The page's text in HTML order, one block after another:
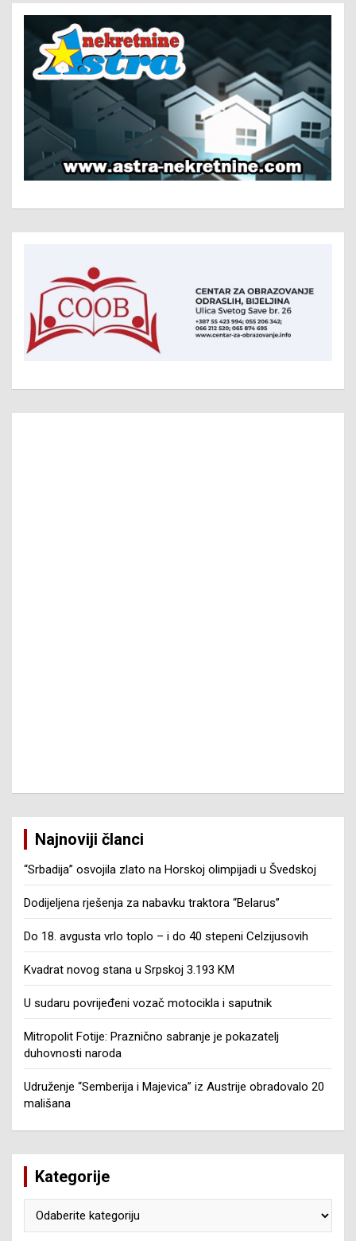
Najnoviji članci
“Srbadija” osvojila zlato na Horskoj olimpijadi u Švedskoj
Dodijeljena rješenja za nabavku traktora “Belarus”
Do 18. avgusta vrlo toplo – i do 40 stepeni Celzijusovih
Kvadrat novog stana u Srpskoj 3.193 KM
U sudaru povrijeđeni vozač motocikla i saputnik
Mitropolit Fotije: Praznično sabranje je pokazatelj
duhovnosti naroda
Udruženje “Semberija i Majevica” iz Austrije obradovalo 20
mališana
Kategorije